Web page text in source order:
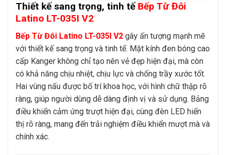
Thiết kế sang trọng, tinh tế Bếp Từ Đôi
Latino LT-035I V2
Bếp Từ Đôi Latino LT-035I V2 gây ấn tượng mạnh mẽ
với thiết kế sang trọng và tinh tế. Mặt kính đen bóng cao
cấp Kanger không chỉ tạo nên vẻ đẹp hiện đại, mà còn
có khả năng chịu nhiệt, chịu lực và chống trầy xước tốt.
Hai vùng nấu được bố trí khoa học, với hình chữ thập rõ
ràng, giúp người dùng dễ dàng định vị và sử dụng. Bảng
điều khiển cảm ứng trượt hiện đại, cùng đèn LED hiển
thị rõ ràng, mang đến trải nghiệm điều khiển mượt mà và
chính xác.